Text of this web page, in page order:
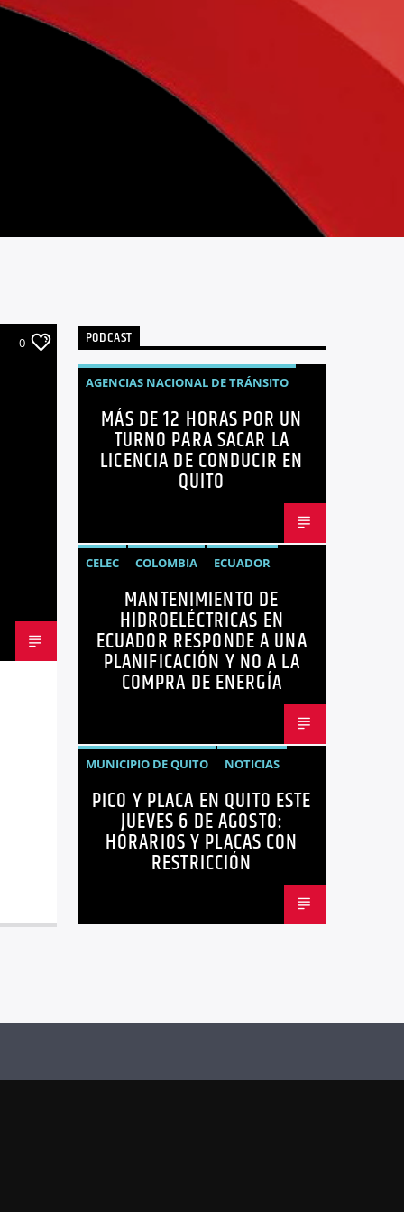
0 PODCAST
AGENCIAS NACIONAL DE TRÁNSITO
ECUADOR
LICENCIAS NOTICIAS
MÁS DE 12 HORAS POR UN
TURNO PARA SACAR LA
LICENCIA DE CONDUCIR EN
QUITO
CELEC COLOMBIA
ECUADOR
ENERGÍA
HIDROELÉCTRICAS
NOTICIAS
MANTENIMIENTO DE
HIDROELÉCTRICAS EN
ECUADOR RESPONDE A UNA
PLANIFICACIÓN Y NO A LA
COMPRA DE ENERGÍA
MUNICIPIO DE QUITO
NOTICIAS
PICO Y PLACA
QUITO
PICO Y PLACA EN QUITO ESTE
JUEVES 6 DE AGOSTO:
HORARIOS Y PLACAS CON
RESTRICCIÓN